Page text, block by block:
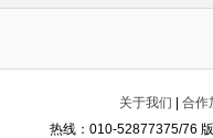
关于我们
合作
热线：010-52877375/76